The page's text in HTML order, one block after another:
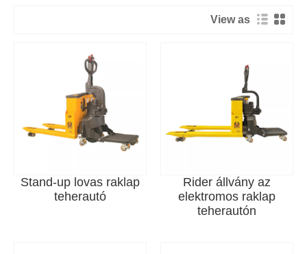
View as
Stand-up lovas raklap
teherautó
Rider állvány az
elektromos raklap
teherautón